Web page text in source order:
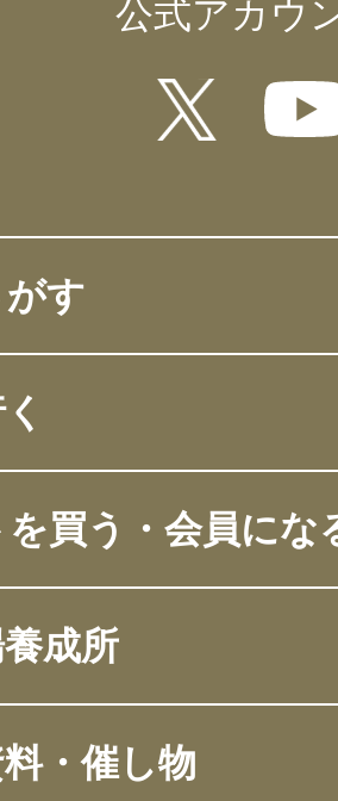
公式アカウ
す
買う・会員にな
成所
・催し物